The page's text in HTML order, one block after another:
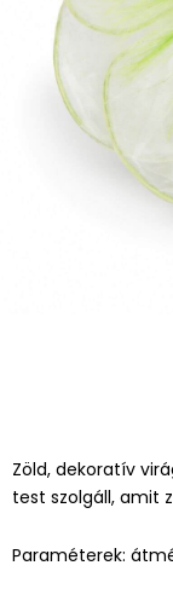
Zöld, dekoratív
test szolgáll, amit
Paraméterek: